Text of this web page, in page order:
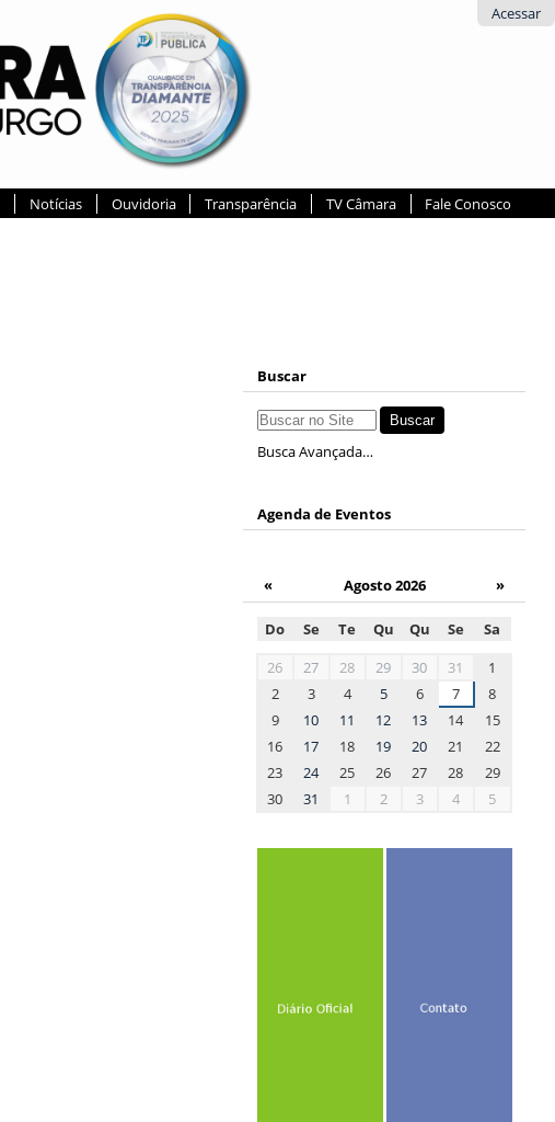
Acessar
Notícias Ouvidoria Transparência TV Câmara Fale Conosco
Buscar
Busca Avançada…
Agenda de Eventos
« Agosto 2026 »
Do Se Te Qu Qu Se
Sa
26
27 28 29 30 31
1
2
3 4 5 6 7
8
9
10 11 12 13 14
15
16
17 18 19 20 21
22
23
24 25 26 27 28
29
30
31 1 2 3 4 5